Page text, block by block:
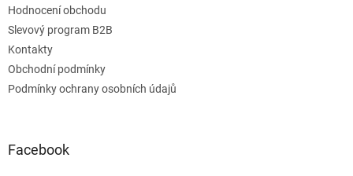
Hodnocení obchodu
Slevový program B2B
Kontakty
Obchodní podmínky
Podmínky ochrany osobních údajů
Facebook